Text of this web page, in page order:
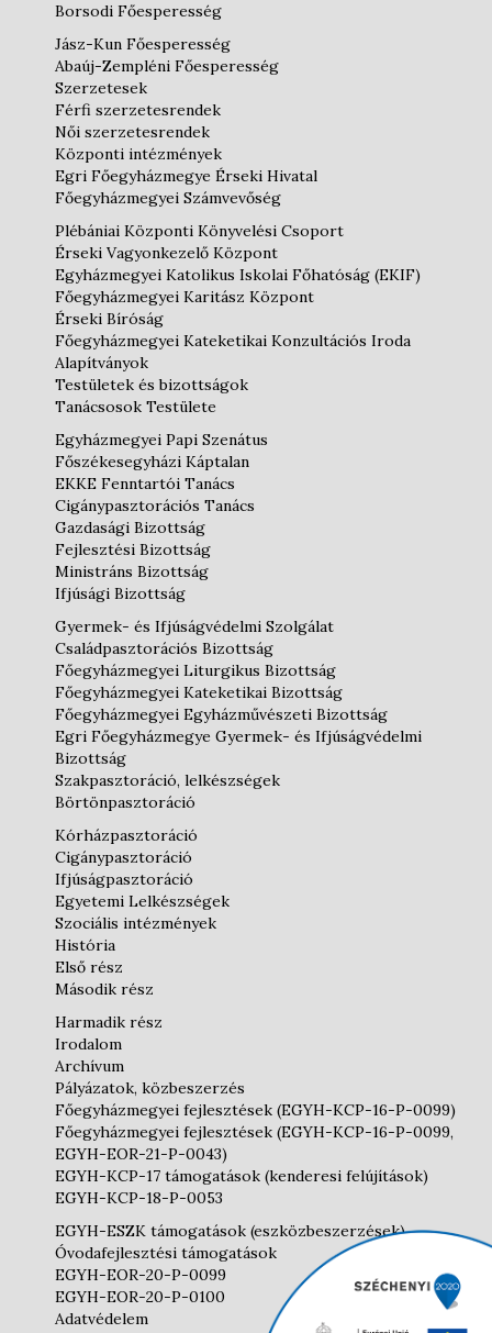
Borsodi Főesperesség
Jász-Kun Főesperesség
Abaúj-Zempléni Főesperesség
Szerzetesek
Férfi szerzetesrendek
Női szerzetesrendek
Központi intézmények
Egri Főegyházmegye Érseki Hivatal
Főegyházmegyei Számvevőség
Plébániai Központi Könyvelési Csoport
Érseki Vagyonkezelő Központ
Egyházmegyei Katolikus Iskolai Főhatóság (EKIF)
Főegyházmegyei Karitász Központ
Érseki Bíróság
Főegyházmegyei Kateketikai Konzultációs Iroda
Alapítványok
Testületek és bizottságok
Tanácsosok Testülete
Egyházmegyei Papi Szenátus
Főszékesegyházi Káptalan
EKKE Fenntartói Tanács
Cigánypasztorációs Tanács
Gazdasági Bizottság
Fejlesztési Bizottság
Ministráns Bizottság
Ifjúsági Bizottság
Gyermek- és Ifjúságvédelmi Szolgálat
Családpasztorációs Bizottság
Főegyházmegyei Liturgikus Bizottság
Főegyházmegyei Kateketikai Bizottság
Főegyházmegyei Egyházművészeti Bizottság
Egri Főegyházmegye Gyermek- és Ifjúságvédelmi
Bizottság
Szakpasztoráció, lelkészségek
Börtönpasztoráció
Kórházpasztoráció
Cigánypasztoráció
Ifjúságpasztoráció
Egyetemi Lelkészségek
Szociális intézmények
História
Első rész
Második rész
Harmadik rész
Irodalom
Archívum
Pályázatok, közbeszerzés
Főegyházmegyei fejlesztések (EGYH-KCP-16-P-0099)
Főegyházmegyei fejlesztések (EGYH-KCP-16-P-0099,
EGYH-EOR-21-P-0043)
EGYH-KCP-17 támogatások (kenderesi felújítások)
EGYH-KCP-18-P-0053
EGYH-ESZK támogatások (eszközbeszerzések)
Óvodafejlesztési támogatások
EGYH-EOR-20-P-0099
EGYH-EOR-20-P-0100
Adatvédelem